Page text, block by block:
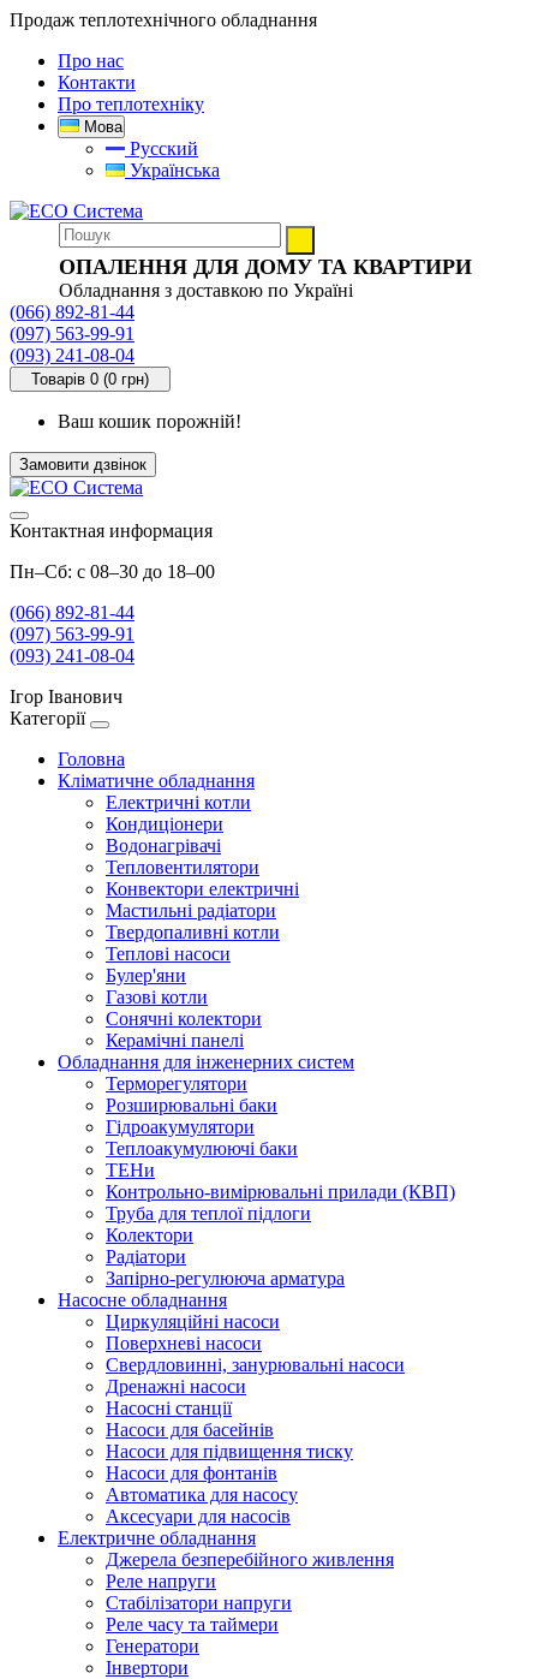
Продаж теплотехнічного обладнання
Про нас
Контакти
Про теплотехніку
Мова
Русский
Українська
ОПАЛЕННЯ ДЛЯ ДОМУ ТА КВАРТИРИ
Обладнання з доставкою по Україні
(066) 892-81-44
(097) 563-99-91
(093) 241-08-04
Товарів 0 (0 грн)
Ваш кошик порожній!
Замовити дзвінок
Контактная информация
Пн–Сб: с 08–30 до 18–00
(066) 892-81-44
(097) 563-99-91
(093) 241-08-04
Ігор Іванович
Категорії
Головна
Кліматичне обладнання
Електричні котли
Кондиціонери
Водонагрівачі
Тепловентилятори
Конвектори електричні
Мастильні радіатори
Твердопаливні котли
Теплові насоси
Булер'яни
Газові котли
Сонячні колектори
Керамічні панелі
Обладнання для інженерних систем
Терморегулятори
Розширювальні баки
Гідроакумулятори
Теплоакумулюючі баки
ТЕНи
Контрольно-вимірювальні прилади (КВП)
Труба для теплої підлоги
Колектори
Радіатори
Запірно-регулююча арматура
Насосне обладнання
Циркуляційні насоси
Поверхневі насоси
Свердловинні, занурювальні насоси
Дренажні насоси
Насосні станції
Насоси для басейнів
Насоси для підвищення тиску
Насоси для фонтанів
Автоматика для насосу
Аксесуари для насосів
Електричне обладнання
Джерела безперебійного живлення
Реле напруги
Стабілізатори напруги
Реле часу та таймери
Генератори
Інвертори